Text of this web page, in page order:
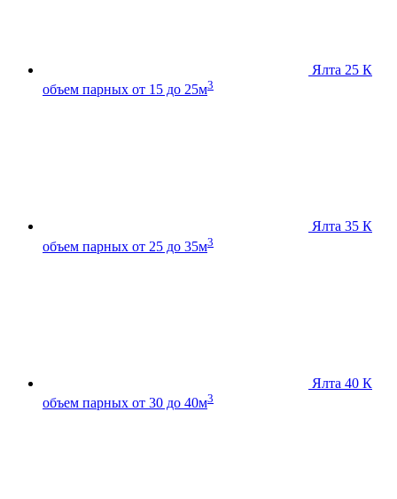
Ялта 25 К
объем парных от 15 до 25м3
Ялта 35 К
объем парных от 25 до 35м3
Ялта 40 К
объем парных от 30 до 40м3